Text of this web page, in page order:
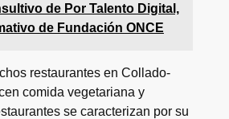
de Por Talento Digital,
de Fundación ONCE
restaurantes en Collado-
comida vegetariana y
se caracterizan por su